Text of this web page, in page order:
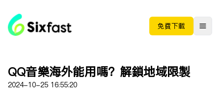
免费下载
QQ音乐海外能用吗？解锁地域限制
2024-10-25 16:55:20